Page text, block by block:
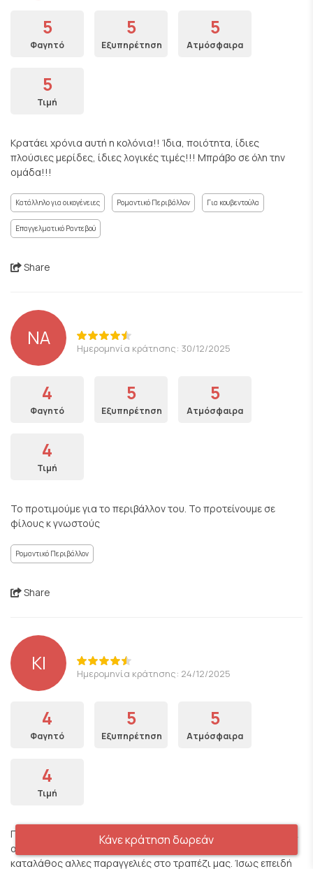
5
Φαγητό
5
Εξυπηρέτηση
5
Ατμόσφαιρα
5
Τιμή
Κρατάει χρόνια αυτή η κολόνια!! Ίδια, ποιότητα, ίδιες
πλούσιες μερίδες, ίδιες λογικές τιμές!!! Μπράβο σε όλη την
ομάδα!!!
Κατάλληλο για οικογένειες Ρομαντικό Περιβάλλον Για κουβεντούλα
Επαγγελματικό Ραντεβού
Share
NA Ημερομηνία κράτησης: 30/12/2025
4
Φαγητό
5
Εξυπηρέτηση
5
Ατμόσφαιρα
4
Τιμή
Το προτιμούμε για το περιβάλλον του. Το προτείνουμε σε
φίλους κ γνωστούς
Ρομαντικό Περιβάλλον
Share
KI Ημερομηνία κράτησης: 24/12/2025
4
Φαγητό
5
Εξυπηρέτηση
5
Ατμόσφαιρα
4
Τιμή
Πολύ γευστικό φαγητό αλλά ήταν κρύο. Τέλεια διακόσμηση και
ατμόσφαιρα. Οι σερβιτόροι ήταν πολύ ευγενικοί αλλά έφεραν
καταλάθος αλλες παραγγελιές στο τραπέζι μας. Ίσως επειδή
Κάνε κράτηση δωρεάν